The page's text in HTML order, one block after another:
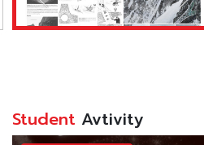
Student Avtivity